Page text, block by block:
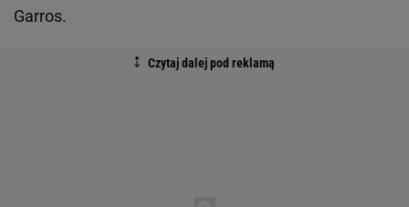
Garros.